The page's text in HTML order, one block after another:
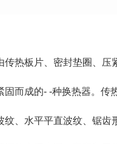
传热板片、密封垫圈、
固而成的- -种换热器。
纹、水平平直波纹、锯